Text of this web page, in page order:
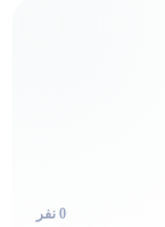
0 نفر